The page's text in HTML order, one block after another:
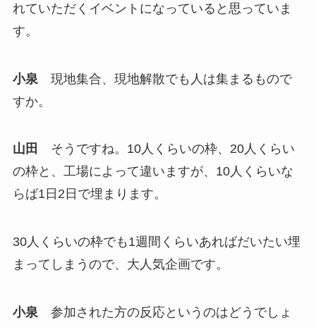
れていただくイベントになっていると思っていま
す。
小泉 現地集合、現地解散でも人は集まるもので
すか。
山田
そうですね。10人くらいの枠、20人くらい
の枠と、工場によって違いますが、10人くらいな
らば1日2日で埋まります。
30人くらいの枠でも1週間くらいあればだいたい埋
まってしまうので、大人気企画です。
小泉参加された方の反応というのはどうでしょ